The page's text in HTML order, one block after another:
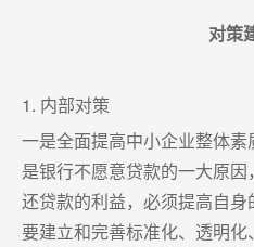
对策
1. 内部对策
一是全面提高中小企业整体
是银行不愿意贷款的一大原
还贷款的利益，必须提高自
要建立和完善标准化、透明化